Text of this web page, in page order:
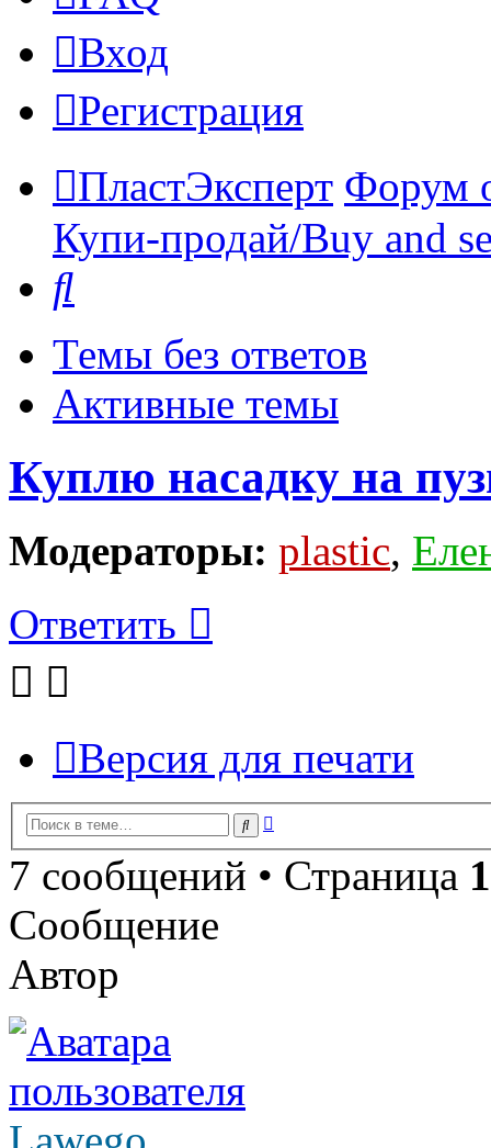
Вход
Регистрация
ПластЭксперт Форум
Купи-продай/Buy and
Темы без ответов
Активные темы
Куплю насадку на
Модераторы: plastic,
Ответить
Версия для печати
Поиск
7 сообщений • Страница 1
Сообщение
Автор